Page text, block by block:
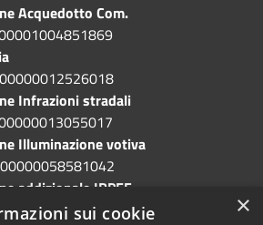
Acquedotto Com.
Infrazioni stradali
Illuminazione votiva
addizionale IRPEF
×
sui cookie